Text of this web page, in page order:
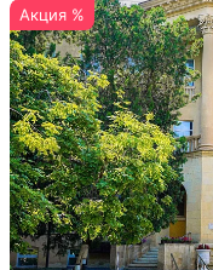
Акция %